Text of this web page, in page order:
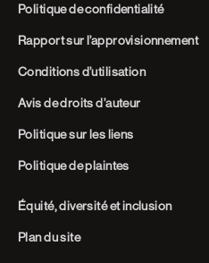
Politique de confidentialité
Rapport sur l’approvisionnement
Conditions d’utilisation
Avis de droits d’auteur
Politique sur les liens
Politique de plaintes
Équité, diversité et inclusion
Plan du site